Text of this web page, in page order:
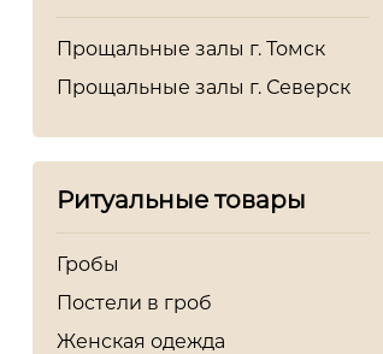
Прощальные залы г. Томск
Прощальные залы г. Северск
Ритуальные товары
Гробы
Постели в гроб
Женская одежда